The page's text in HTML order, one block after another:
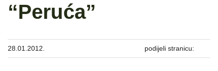
“Peruća”
28.01.2012. podijeli stranicu: